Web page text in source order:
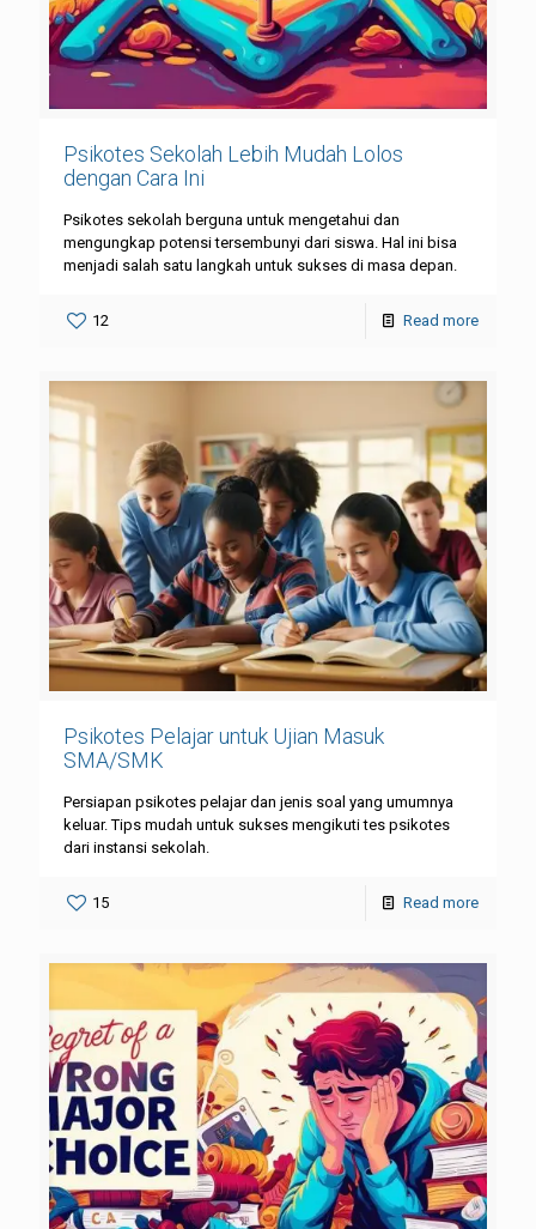
Psikotes Sekolah Lebih Mudah Lolos
dengan Cara Ini
Psikotes sekolah berguna untuk mengetahui dan
mengungkap potensi tersembunyi dari siswa. Hal ini bisa
menjadi salah satu langkah untuk sukses di masa depan.
12 Read more
Psikotes Pelajar untuk Ujian Masuk
SMA/SMK
Persiapan psikotes pelajar dan jenis soal yang umumnya
keluar. Tips mudah untuk sukses mengikuti tes psikotes
dari instansi sekolah.
15 Read more